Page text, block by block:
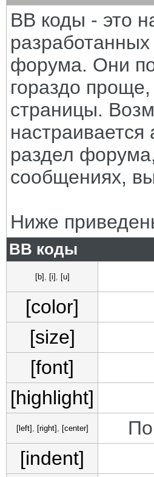
BB коды - это
форума. Они
гораздо
страницы.
раздел
сообщениях,
Ниже
BB коды
[b] , [i] , [u]
[color]
[size]
[font]
[highlight]
[left] , [right] , [center]
[indent]